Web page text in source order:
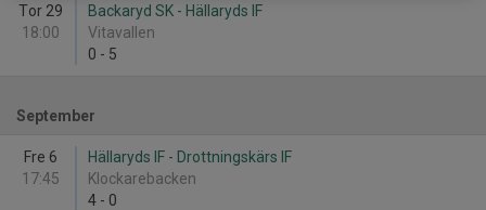
Tor 29
18:00
Backaryd SK - Hällaryds IF
Vitavallen
0 - 5
September
Fre 6
17:45
Hällaryds IF - Drottningskärs IF
Klockarebacken
4 - 0